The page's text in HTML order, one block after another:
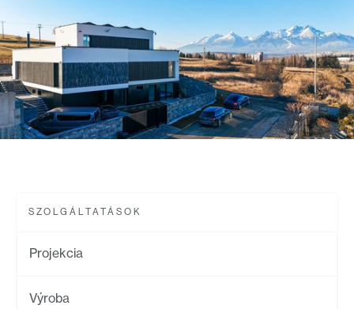
SZOLGÁLTATÁSOK
Projekcia
Výroba